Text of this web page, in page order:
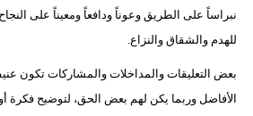
نبراساً على الطريق وعوناً ودافعاً ومعيناً على
للهدم والشقاق والنزاع.
بعض التعليقات والمداخلات والمشاركات تكون
الأفاضل وربما يكن لهم بعض الحق، لتوضيح فكرة